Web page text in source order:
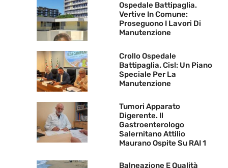
Ospedale Battipaglia.
Vertive In Comune:
Proseguono I Lavori Di
Manutenzione
Crollo Ospedale
Battipaglia. Cisl: Un Piano
Speciale Per La
Manutenzione
Tumori Apparato
Digerente. Il
Gastroenterologo
Salernitano Attilio
Maurano Ospite Su RAI 1
Balneazione E Qualità